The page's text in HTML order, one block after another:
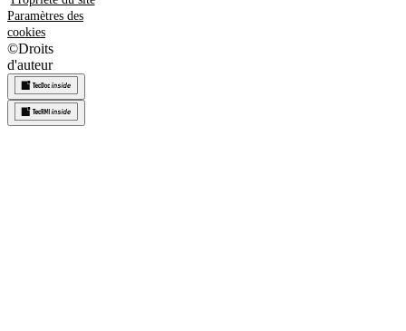
Paramètres des
cookies
©Droits
d'auteur